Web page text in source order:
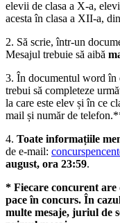
elevii de clasa a X-a,
acesta în clasa a XII-a,
2. Să scrie, într-un
Mesajul trebuie să aibă
3. În documentul word în
trebui să completeze
la care este elev și în ce
mail și număr de
4. Toate informațiile
de e-mail:
august, ora 23:59.
* Fiecare concurent
pace în concurs. În
multe mesaje, juriul de